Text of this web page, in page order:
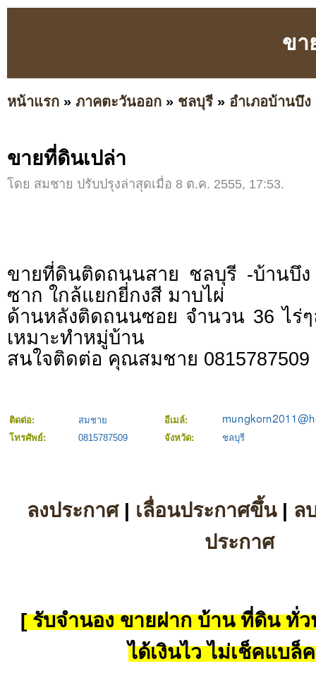
ขา
หน้าแรก » ภาคตะวันออก » ชลบุรี » อำเภอบ้านบึง
ขายที่ดินเปล่า
โดย สมชาย ปรับปรุงล่าสุดเมื่อ 8 ต.ค. 2555, 17:53.
ขายที่ดินติดถนนสาย ชลบุรี -บ้านบึ
ซาก ใกล้แยกยี่กงสี มาบไผ่
ด้านหลังติดถนนซอย จำนวน 36 ไร่ๆ
เหมาะทำหมู่บ้าน
สนใจติดต่อ คุณสมชาย 0815787509
ติดต่อ: สมชาย
อีเมล์:
โทรศัพย์:
0815787509 จังหวัด: ชลบุรี
ลงประกาศ| เลื่อนประกาศขึ้น| ล
ประกาศ
[ รับจำนอง ขายฝาก บ้าน ที่ดิน ทั่ว
ได้เงินไว ไม่เช็คแบล็